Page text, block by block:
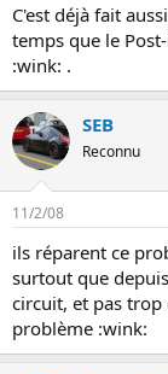
C'est déjà fait
temps que le
:wink: .
SEB
Reconnu
11/2/08
ils réparent ce
surtout que
circuit, et pas trop
problème :wink: